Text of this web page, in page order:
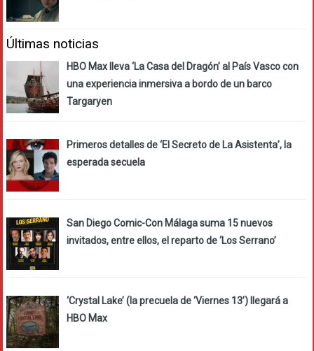
Últimas noticias
HBO Max lleva ‘La Casa del Dragón’ al País Vasco con
una experiencia inmersiva a bordo de un barco
Targaryen
Primeros detalles de ‘El Secreto de La Asistenta’, la
esperada secuela
San Diego Comic-Con Málaga suma 15 nuevos
invitados, entre ellos, el reparto de ‘Los Serrano’
‘Crystal Lake’ (la precuela de ‘Viernes 13’) llegará a
HBO Max